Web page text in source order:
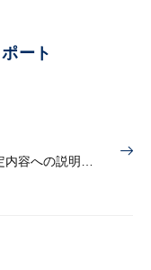
ート
高市政権はより緩慢な引上げを容認／改定内容への説明責任が焦点